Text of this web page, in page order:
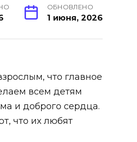
ОБНОВЛЕНО
1 июня, 2026
что главное
всем детям
и доброго сердца.
что их любят